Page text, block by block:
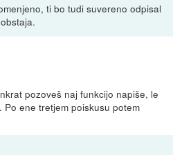
ti bo tudi suvereno odpisal
pozoveš naj funkcijo napiše, le
ene tretjem poiskusu potem